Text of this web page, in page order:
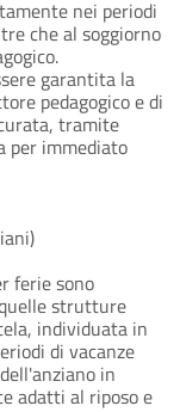
nei periodi
che al soggiorno
garantita la
pedagogico e di
tramite
per immediato
ferie sono
strutture
individuata in
di vacanze
in
adatti al riposo e